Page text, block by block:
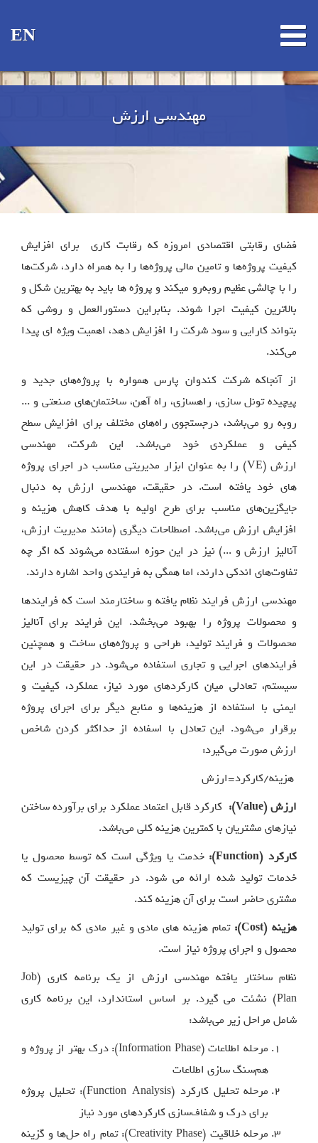
EN
مهندسی ارزش
فضای رقابتی اقتصادی امروزه که رقابت کاری برای افزایش
کیفیت پروژه‌ها و تامین مالی پروژه‌ها را به همراه دارد، شرکت‌ها
را با چالشی عظیم روبه‌رو می‍کند و پروژه ها باید به بهترین شکل و
بالاترین کیفیت اجرا شوند. بنابراین دستورالعمل و روشی که
بتواند کارایی و سود شرکت را افزایش دهد، اهمیت ویژه ای پیدا
می‌کند.
از آنجاکه شرکت کندوان پارس همواره با پروژه‌های جدید و
پیچیده تونل سازی، راهسازی، راه آهن، ساختمان‌های صنعتی و ...
روبه رو می‌باشد، درجستجوی راه‌های مختلف برای افزایش سطح
کیفی و عملکردی خود می‌باشد. این شرکت، مهندسی
ارزش (VE) را به عنوان ابزار مدیریتی مناسب در اجرای پروژه
های خود یافته است. در حقیقت، مهندسی ارزش به دنبال
جایگزین‌های مناسب برای طرح اولیه با هدف کاهش هزینه و
افزایش ارزش می‌باشد. اصطلاحات دیگری (مانند مدیریت ارزش،
آنالیز ارزش و ...) نیز در این حوزه اسفتاده می‌شوند که اگر چه
تفاوت‌های اندکی دارند، اما همگی به فرایندی واحد اشاره دارند.
مهندسی ارزش فرایند نظام یافته و ساختارمند است که فرایندها
و محصولات پروژه را بهبود می‌بخشد. این فرایند برای آنالیز
محصولات و فرایند تولید، طراحی و پروژه‌های ساخت و همچنین
فرایندهای اجرایی و تجاری استفاده می‌شود. در حقیقت در این
سیستم، تعادلی میان کارکردهای مورد نیاز، عملکرد، کیفیت و
ایمنی با استفاده از هزینه‌ها و منابع دیگر برای اجرای پروژه
برقرار می‌شود. این تعادل با اسفاده از حداکثر کردن شاخص
ارزش صورت می‌گیرد:
هزینه/کارکرد=ارزش
ارزش (Value):
کارکرد قابل اعتماد عملکرد برای برآورده ساختن
نیازهای مشتریان با کمترین هزینه کلی می‌باشد.
کارکرد (Function):
خدمت یا ویژگی است که توسط محصول یا
خدمات تولید شده ارائه می شود. در حقیقت آن چیزیست که
مشتری حاضر است برای آن هزینه کند.
هزینه (Cost):
تمام هزینه های مادی و غیر مادی که برای تولید
محصول و اجرای پروژه نیاز است.
نظام ساختار یافته مهندسی ارزش از یک برنامه کاری (Job
Plan) نشئت می گیرد. بر اساس استاندارد، این برنامه کاری
شامل مراحل زیر می‌باشد:
مرحله اطلاعات (Information Phase): درک بهتر از پروژه و
هم‌سنگ سازی اطلاعات
مرحله تحلیل کارکرد (Function Analysis): تحلیل پروژه
برای درک و شفاف‌سازی کارکردهای مورد نیاز
مرحله خلاقیت (Creativity Phase): تمام راه حل‌ها و گزینه